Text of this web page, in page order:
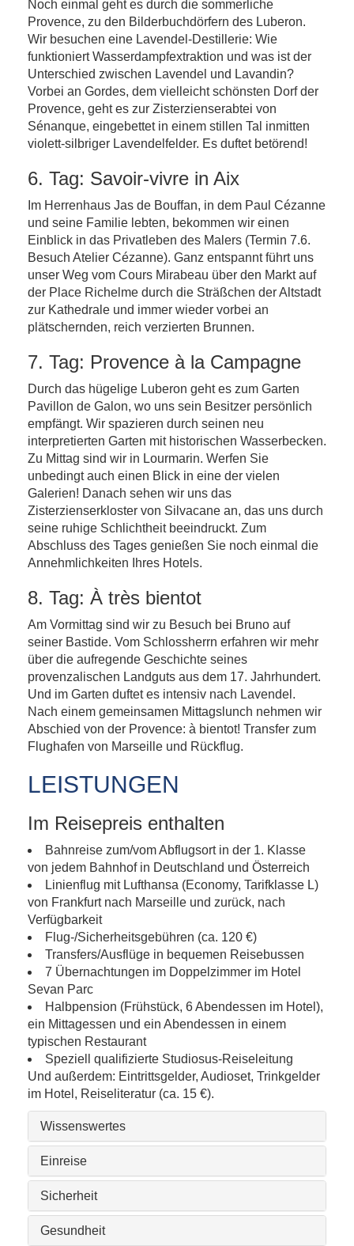
Noch einmal geht es durch die sommerliche
Provence, zu den Bilderbuchdörfern des Luberon.
Wir besuchen eine Lavendel-Destillerie: Wie
funktioniert Wasserdampfextraktion und was ist der
Unterschied zwischen Lavendel und Lavandin?
Vorbei an Gordes, dem vielleicht schönsten Dorf der
Provence, geht es zur Zisterzienserabtei von
Sénanque, eingebettet in einem stillen Tal inmitten
violett-silbriger Lavendelfelder. Es duftet betörend!
6. Tag: Savoir-vivre in Aix
Im Herrenhaus Jas de Bouffan, in dem Paul Cézanne
und seine Familie lebten, bekommen wir einen
Einblick in das Privatleben des Malers (Termin 7.6.
Besuch Atelier Cézanne). Ganz entspannt führt uns
unser Weg vom Cours Mirabeau über den Markt auf
der Place Richelme durch die Sträßchen der Altstadt
zur Kathedrale und immer wieder vorbei an
plätschernden, reich verzierten Brunnen.
7. Tag: Provence à la Campagne
Durch das hügelige Luberon geht es zum Garten
Pavillon de Galon, wo uns sein Besitzer persönlich
empfängt. Wir spazieren durch seinen neu
interpretierten Garten mit historischen Wasserbecken.
Zu Mittag sind wir in Lourmarin. Werfen Sie
unbedingt auch einen Blick in eine der vielen
Galerien! Danach sehen wir uns das
Zisterzienserkloster von Silvacane an, das uns durch
seine ruhige Schlichtheit beeindruckt. Zum
Abschluss des Tages genießen Sie noch einmal die
Annehmlichkeiten Ihres Hotels.
8. Tag: À très bientot
Am Vormittag sind wir zu Besuch bei Bruno auf
seiner Bastide. Vom Schlossherrn erfahren wir mehr
über die aufregende Geschichte seines
provenzalischen Landguts aus dem 17. Jahrhundert.
Und im Garten duftet es intensiv nach Lavendel.
Nach einem gemeinsamen Mittagslunch nehmen wir
Abschied von der Provence: à bientot! Transfer zum
Flughafen von Marseille und Rückflug.
LEISTUNGEN
Im Reisepreis enthalten
Bahnreise zum/vom Abflugsort in der 1. Klasse
von jedem Bahnhof in Deutschland und Österreich
Linienflug mit Lufthansa (Economy, Tarifklasse L)
von Frankfurt nach Marseille und zurück, nach
Verfügbarkeit
Flug-/Sicherheitsgebühren (ca. 120 €)
Transfers/Ausflüge in bequemen Reisebussen
7 Übernachtungen im Doppelzimmer im Hotel
Sevan Parc
Halbpension (Frühstück, 6 Abendessen im Hotel),
ein Mittagessen und ein Abendessen in einem
typischen Restaurant
Speziell qualifizierte Studiosus-Reiseleitung
Und außerdem: Eintrittsgelder, Audioset, Trinkgelder
im Hotel, Reiseliteratur (ca. 15 €).
Wissenswertes
Einreise
Sicherheit
Gesundheit